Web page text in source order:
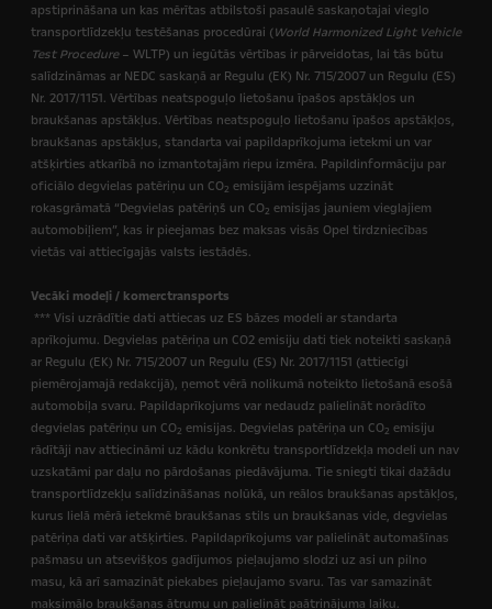
apstiprināšana un kas mērītas atbilstoši pasaulē saskaņotajai vieglo
transportlīdzekļu testēšanas procedūrai (World Harmonized Light Vehicle
Test Procedure– WLTP) un iegūtās vērtības ir pārveidotas, lai tās būtu
salīdzināmas ar NEDC saskaņā ar Regulu (EK) Nr. 715/2007 un Regulu (ES)
Nr. 2017/1151. Vērtības neatspoguļo lietošanu īpašos apstākļos un
braukšanas apstākļus. Vērtības neatspoguļo lietošanu īpašos apstākļos,
braukšanas apstākļus, standarta vai papildaprīkojuma ietekmi un var
atšķirties atkarībā no izmantotajām riepu izmēra. Papildinformāciju par
oficiālo degvielas patēriņu un CO2 emisijām iespējams uzzināt
rokasgrāmatā “Degvielas patēriņš un CO2 emisijas jauniem vieglajiem
automobiļiem”, kas ir pieejamas bez maksas visās Opel tirdzniecības
vietās vai attiecīgajās valsts iestādēs.
Vecāki modeļi / komerctransports
*** Visi uzrādītie dati attiecas uz ES bāzes modeli ar standarta
aprīkojumu. Degvielas patēriņa un CO2 emisiju dati tiek noteikti saskaņā
ar Regulu (EK) Nr. 715/2007 un Regulu (ES) Nr. 2017/1151 (attiecīgi
piemērojamajā redakcijā), ņemot vērā nolikumā noteikto lietošanā esošā
automobiļa svaru. Papildaprīkojums var nedaudz palielināt norādīto
degvielas patēriņu un CO2 emisijas. Degvielas patēriņa un CO2 emisiju
rādītāji nav attiecināmi uz kādu konkrētu transportlīdzekļa modeli un nav
uzskatāmi par daļu no pārdošanas piedāvājuma. Tie sniegti tikai dažādu
transportlīdzekļu salīdzināšanas nolūkā, un reālos braukšanas apstākļos,
kurus lielā mērā ietekmē braukšanas stils un braukšanas vide, degvielas
patēriņa dati var atšķirties. Papildaprīkojums var palielināt automašīnas
pašmasu un atsevišķos gadījumos pieļaujamo slodzi uz asi un pilno
masu, kā arī samazināt piekabes pieļaujamo svaru. Tas var samazināt
maksimālo braukšanas ātrumu un palielināt paātrinājuma laiku.